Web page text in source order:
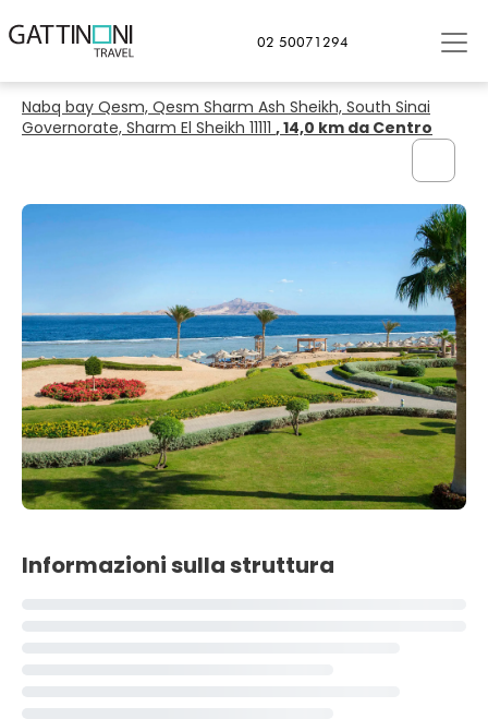
02 50071294
Sharm el-Sheikh
Charmillion Club Resort - GATTINONI
Nabq bay Qesm, Qesm Sharm Ash Sheikh, South Sinai
Governorate, Sharm El Sheikh 11111 , 14,0 km da Centro
Informazioni sulla struttura